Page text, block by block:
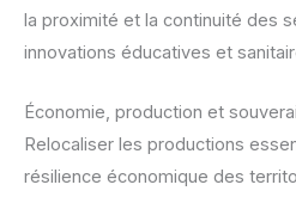
la proximité et la continuité des
innovations éducatives et
Économie, production et
Relocaliser les productions
résilience économique des